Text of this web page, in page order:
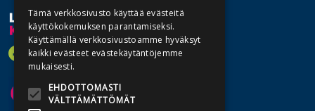
Tämä verkkosivusto käyttää evästeitä
käyttökokemuksen parantamiseksi.
Käyttämällä verkkosivustoamme hyväksyt
kaikki evästeet evästekäytäntöjemme
mukaisesti.
EHDOTTOMASTI
VÄLTTÄMÄTTÖMÄT